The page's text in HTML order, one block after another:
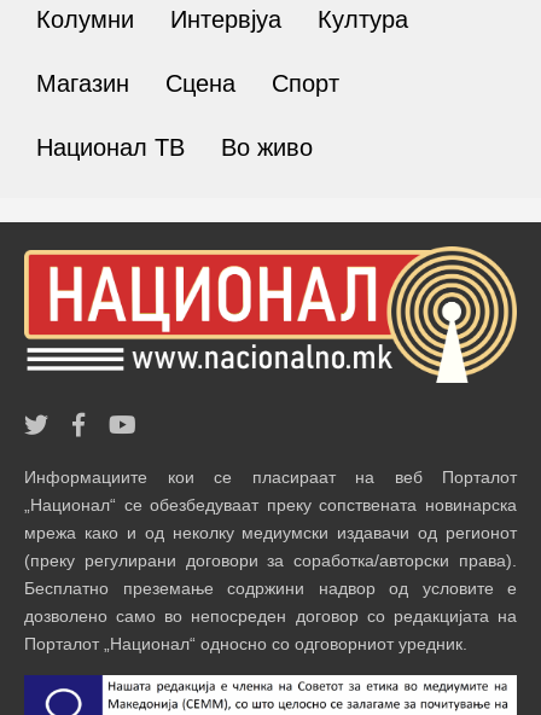
Колумни Интервјуа Култура
Магазин Сцена Спорт
Национал ТВ Во живо
Информациите кои се пласираат на веб Порталот
„Национал“ се обезбедуваат преку сопствената новинарска
мрежа како и од неколку медиумски издавачи од регионот
(преку регулирани договори за соработка/авторски права).
Бесплатно преземање содржини надвор од условите е
дозволено само во непосреден договор со редакцијата на
Порталот „Национал“ односно со одговорниот уредник.